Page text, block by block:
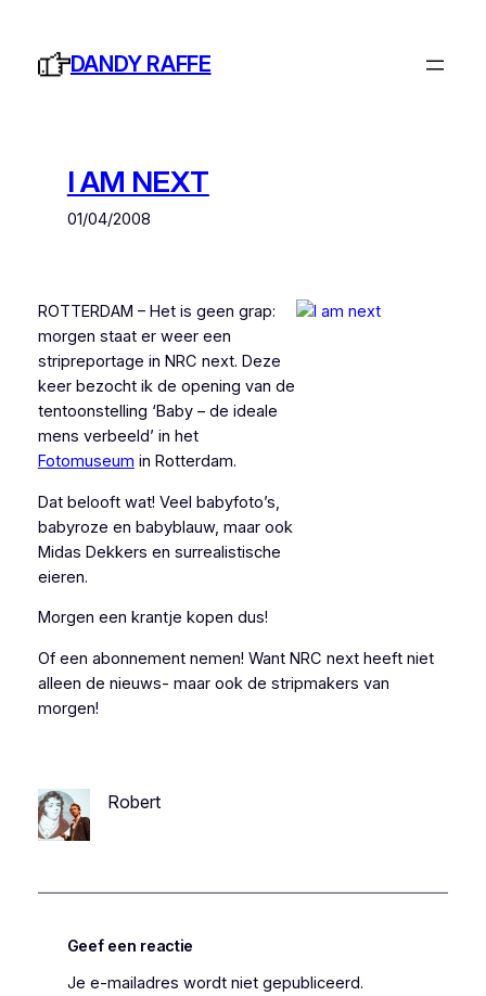
DANDY RAFFE
I AM NEXT
01/04/2008
ROTTERDAM – Het is geen grap:
morgen staat er weer een
stripreportage in NRC next. Deze
keer bezocht ik de opening van de
tentoonstelling ‘Baby – de ideale
mens verbeeld’ in het
Fotomuseum in Rotterdam.
Dat belooft wat! Veel babyfoto’s,
babyroze en babyblauw, maar ook
Midas Dekkers en surrealistische
eieren.
Morgen een krantje kopen dus!
Of een abonnement nemen! Want NRC next heeft niet
alleen de nieuws- maar ook de stripmakers van
morgen!
Robert
Geef een reactie
Je e-mailadres wordt niet gepubliceerd.